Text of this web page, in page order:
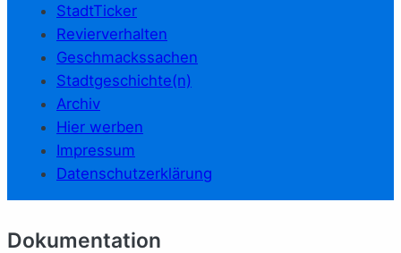
StadtTicker
Revierverhalten
Geschmackssachen
Stadtgeschichte(n)
Archiv
Hier werben
Impressum
Datenschutzerklärung
Dokumentation